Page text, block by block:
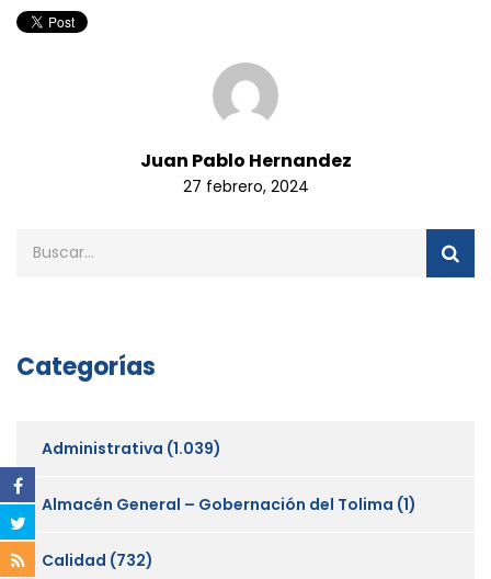
Juan Pablo Hernandez
27 febrero, 2024
Categorías
Administrativa (1.039)
Almacén General – Gobernación del Tolima (1)
Calidad (732)